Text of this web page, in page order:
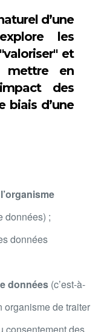
d’une
les
et
mettre en
des
biais d’une
données) ;
données
données (c’est-à-
organisme de traiter
consentement des